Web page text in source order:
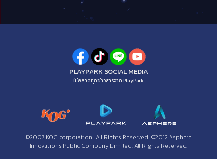
PLAYPARK SOCIAL MEDIA
ไม่พลาดทุกข่าวสารจาก PlayPark
©2007 KOG corporation . All Rights Reserved. ©2012 Asphere
Innovations Public Company Limited. All Rights Reserved.